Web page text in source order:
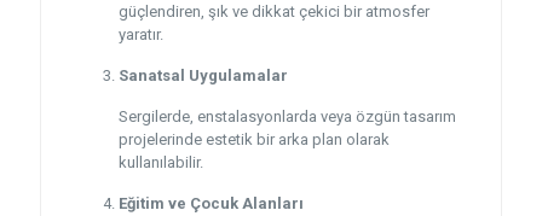
güçlendiren, şık ve dikkat çekici bir atmosfer
yaratır.
Sanatsal Uygulamalar
Sergilerde, enstalasyonlarda veya özgün tasarım
projelerinde estetik bir arka plan olarak
kullanılabilir.
Eğitim ve Çocuk Alanları